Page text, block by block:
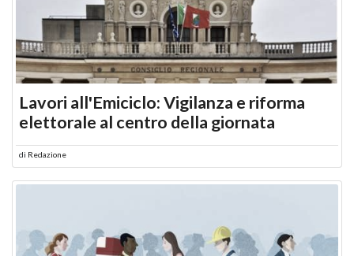
Lavori all'Emiciclo: Vigilanza e riforma
elettorale al centro della giornata
di Redazione